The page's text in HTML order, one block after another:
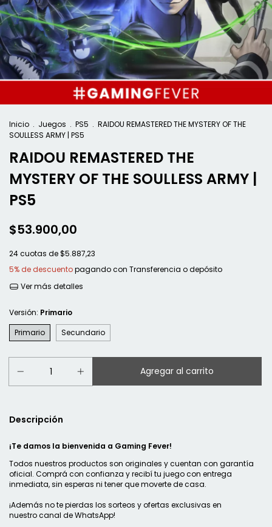
Inicio . Juegos . PS5 . RAIDOU REMASTERED THE MYSTERY OF THE
SOULLESS ARMY | PS5
RAIDOU REMASTERED THE
MYSTERY OF THE SOULLESS ARMY |
PS5
$53.900,00
24cuotas de$5.887,23
5% de descuentopagando con Transferencia o depósito
Ver más detalles
Versión: Primario
Primario
Secundario
Descripción
¡Te damos la bienvenida a Gaming Fever!
Todos nuestros productos son originales y cuentan con garantía
oficial. Comprá con confianza y recibí tu juego con entrega
inmediata, sin esperas ni tener que moverte de casa.
¡Además no te pierdas los sorteos y ofertas exclusivas en
nuestrocanal de WhatsApp!